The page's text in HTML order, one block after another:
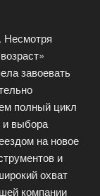
Несмотря
завоевать
полный цикл
и выбора
на новое
и
охват
компании